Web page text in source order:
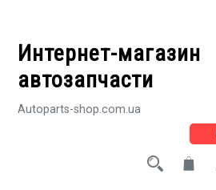
содержимому
Интернет-магазин
автозапчасти
Autoparts-shop.com.ua